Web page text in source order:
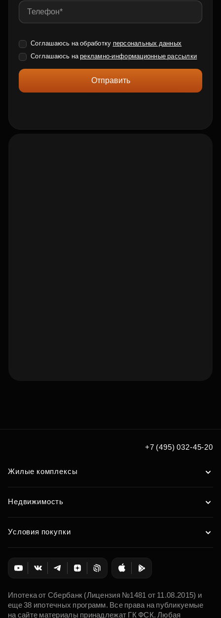
Соглашаюсь на обработку персональных данных
Соглашаюсь нарекламно-информационные рассылки
Отправить
+7 (495) 032-45-20
Жилые комплексы
Недвижимость
Условия покупки
Ипотека от Сбербанк (Лицензия №1481 от 11.08.2015) и
еще 38 ипотечных программ. Все права на публикуемые
на сайте материалы принадлежат ГК ФСК. Любая